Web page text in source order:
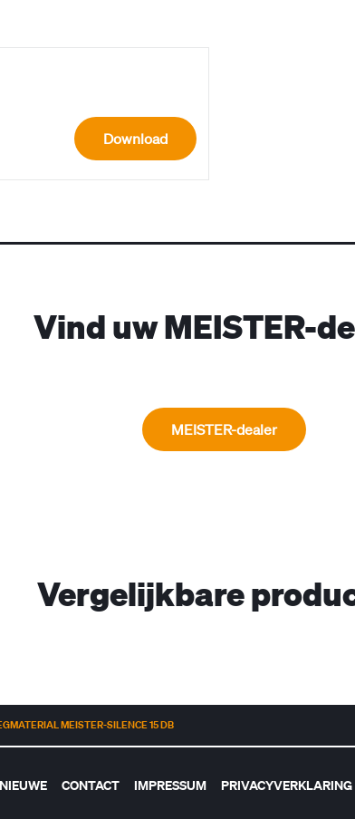
Download
Vind uw MEISTER-
MEISTER-dealer
Vergelijkbare
MEISTER-SILENCE 15 DB
CONTACT IMPRESSUM PRIVACYVERKLARING